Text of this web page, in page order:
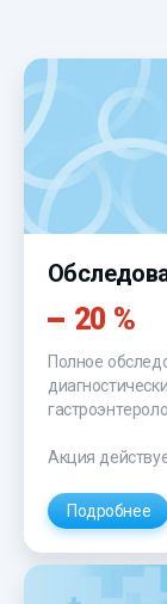
20 %
Полное
Акция
Подробнее